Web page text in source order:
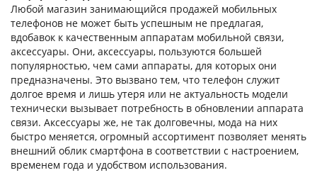
Любой магазин занимающийся продажей мобильных
телефонов не может быть успешным не предлагая,
вдобавок к качественным аппаратам мобильной связи,
аксессуары. Они, аксессуары, пользуются большей
популярностью, чем сами аппараты, для которых они
предназначены. Это вызвано тем, что телефон служит
долгое время и лишь утеря или не актуальность модели
технически вызывает потребность в обновлении аппарата
связи. Аксессуары же, не так долговечны, мода на них
быстро меняется, огромный ассортимент позволяет менять
внешний облик смартфона в соответствии с настроением,
временем года и удобством использования.